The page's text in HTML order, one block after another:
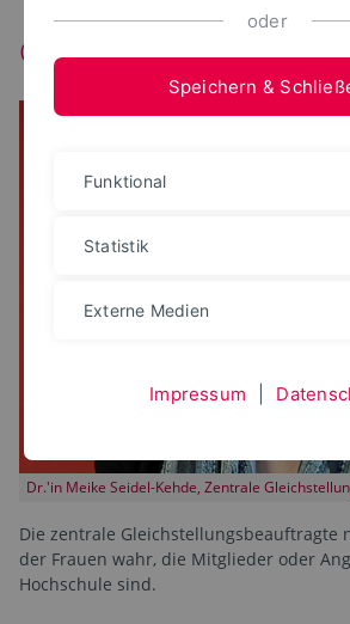
Gleichstellung
Dr.'in Meike Seidel-Kehde, Zentrale
Die zentrale Gleichstellungsbeauftragte
der Frauen wahr, die Mitglieder oder
Hochschule sind.
oder
Speichern &
Funktional
Statistik
Externe Medien
Impressum